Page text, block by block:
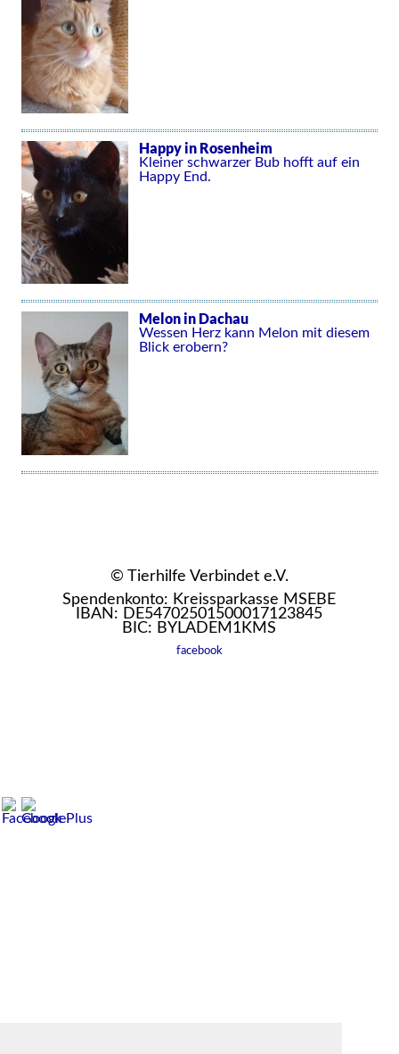
Happy in Rosenheim
Kleiner schwarzer Bub hofft auf ein
Happy End.
Melon in Dachau
Wessen Herz kann Melon mit diesem
Blick erobern?
© Tierhilfe Verbindet e.V.
Spendenkonto: Kreissparkasse MSEBE
IBAN: DE54702501500017123845
BIC: BYLADEM1KMS
facebook